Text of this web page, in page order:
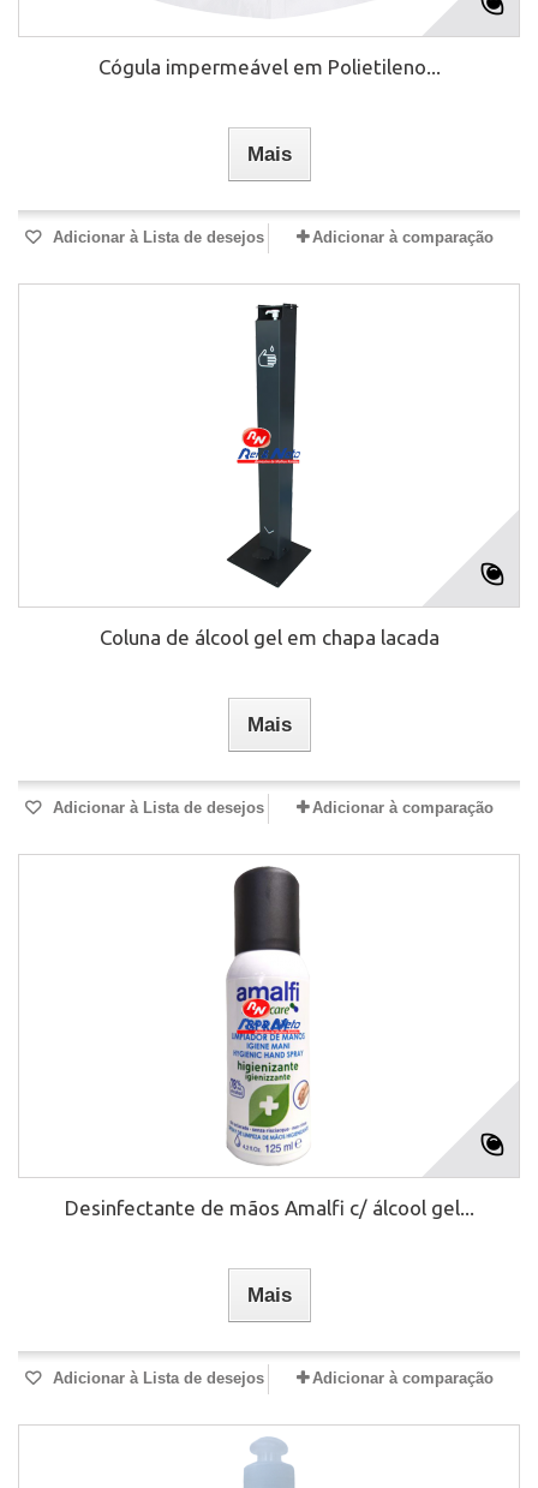
Cógula impermeável em Polietileno...
Mais
Adicionar à Lista de desejos Adicionar à comparação
Coluna de álcool gel em chapa lacada
Mais
Adicionar à Lista de desejos Adicionar à comparação
Desinfectante de mãos Amalfi c/ álcool gel...
Mais
Adicionar à Lista de desejos Adicionar à comparação